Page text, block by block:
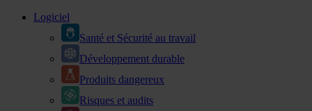
Logiciel
Santé et Sécurité au travail
Développement durable
Produits dangereux
Risques et audits